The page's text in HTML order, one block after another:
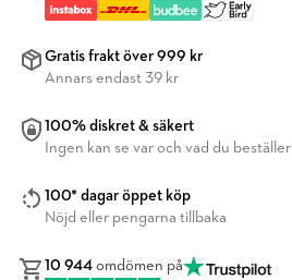
Gratis frakt över 999 kr
Annars endast 39 kr
100% diskret & säkert
Ingen kan se var och vad du beställer
100* dagar öppet köp
Nöjd eller pengarna tillbaka
10 944 omdömen på